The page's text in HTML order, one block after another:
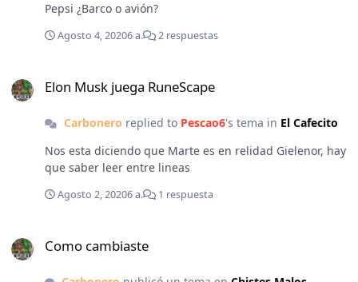
Pepsi ¿Barco o avión?
Agosto 4, 20206 a. 2 respuestas
Elon Musk juega RuneScape
Carbonero replied to Pescao6's tema in El Cafecito
Nos esta diciendo que Marte es en relidad Gielenor, hay
que saber leer entre lineas
Agosto 2, 20206 a. 1 respuesta
Como cambiaste